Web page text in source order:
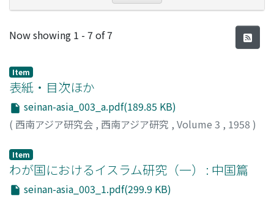
Recent Submissions
Now showing 1 - 7 of 7
Item
表紙・目次ほか
seinan-asia_003_a.pdf(189.85 KB)
( 西南アジア研究会 , 西南アジア研究 , Volume 3 , 1958 )
Item
わが国におけるイスラム研究（一） : 中国篇
seinan-asia_003_1.pdf(299.9 KB)